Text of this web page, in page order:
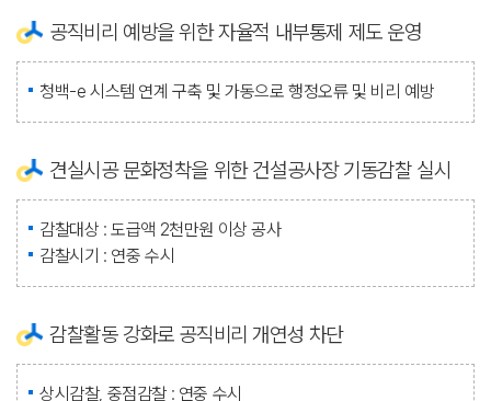
공직비리 예방을 위한 자율적 내부통제 제도 운영
청백-e 시스템 연계 구축 및 가동으로 행정오류 및 비리 예방
견실시공 문화정착을 위한 건설공사장 기동감찰 실시
감찰대상 : 도급액 2천만원 이상 공사
감찰시기 : 연중 수시
감찰활동 강화로 공직비리 개연성 차단
상시감찰, 중점감찰 : 연중 수시